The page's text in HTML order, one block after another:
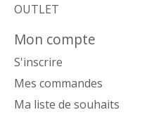
OUTLET
Mon compte
S'inscrire
Mes commandes
Ma liste de souhaits